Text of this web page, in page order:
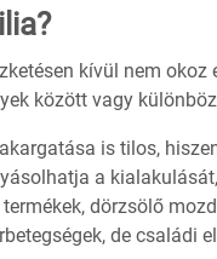
kívül nem
között vagy
is tilos,
a
dörzsölő
de családi